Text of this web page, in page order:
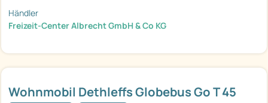
Wohnmobil Dethleffs Globebus Go T 45
Händler
Freizeit-Center Albrecht GmbH & Co KG